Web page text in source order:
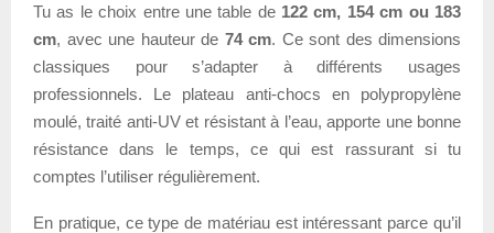
Tu as le choix entre une table de 122 cm, 154 cm ou 183
cm, avec une hauteur de 74 cm. Ce sont des dimensions
classiques pour s’adapter à différents usages
professionnels. Le plateau anti-chocs en polypropylène
moulé, traité anti-UV et résistant à l’eau, apporte une bonne
résistance dans le temps, ce qui est rassurant si tu
comptes l’utiliser régulièrement.
En pratique, ce type de matériau est intéressant parce qu’il